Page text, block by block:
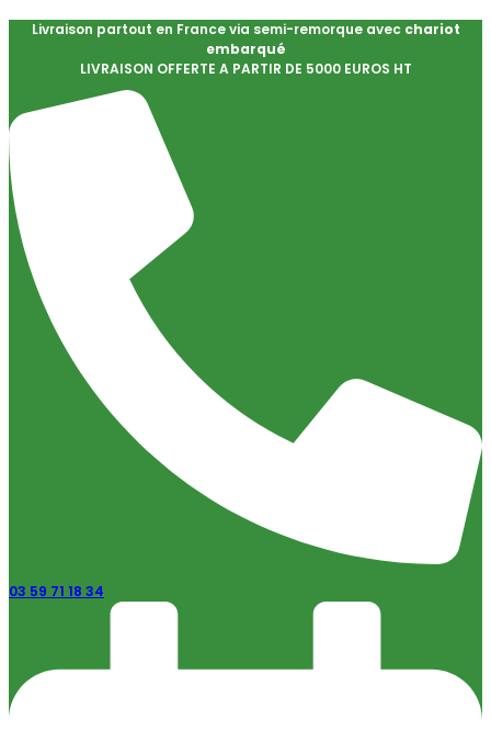
Livraison partout en France via semi-remorque avec chariot
embarqué
LIVRAISON OFFERTE A PARTIR DE 5000 EUROS HT
03 59 71 18 34